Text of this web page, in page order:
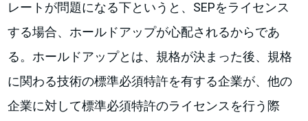
レートが問題になる下というと、SEPをライセンス
する場合、ホールドアップが心配されるからであ
る。ホールドアップとは、規格が決まった後、規格
に関わる技術の標準必須特許を有する企業が、他の
企業に対して標準必須特許のライセンスを行う際